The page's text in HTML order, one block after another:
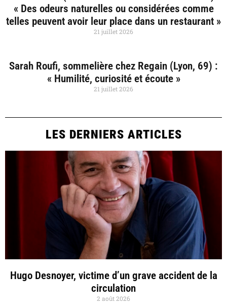
« Des odeurs naturelles ou considérées comme
telles peuvent avoir leur place dans un restaurant »
21 juillet 2026
Sarah Roufi, sommelière chez Regain (Lyon, 69) :
« Humilité, curiosité et écoute »
21 juillet 2026
LES DERNIERS ARTICLES
Hugo Desnoyer, victime d’un grave accident de la
circulation
2 août 2026